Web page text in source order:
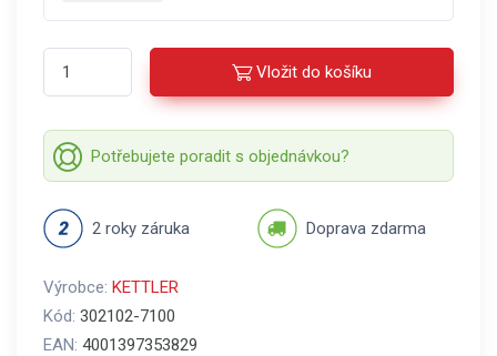
Vložit do košíku
Potřebujete poradit s objednávkou?
2 roky záruka Doprava zdarma
Výrobce: KETTLER
Kód: 302102-7100
EAN: 4001397353829